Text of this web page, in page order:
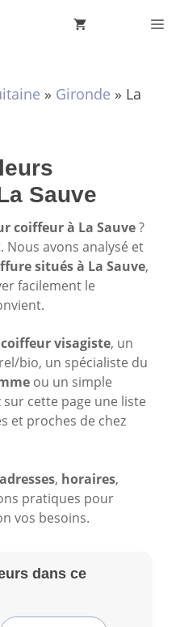
» Gironde » La
Sauve
coiffeur à La Sauve?
avons analysé et
situés à La Sauve,
facilement le
coiffeur visagiste, un
bio, un spécialiste du
ou un simple
cette page une liste
et proches de chez
adresses, horaires,
pratiques pour
vos besoins.
dans ce